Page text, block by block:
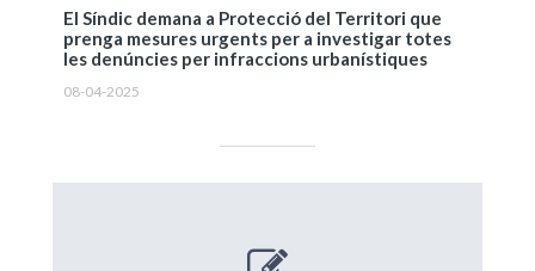
El Síndic demana a Protecció del Territori que
prenga mesures urgents per a investigar totes
les denúncies per infraccions urbanístiques
08-04-2025